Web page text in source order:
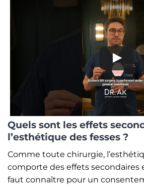
Quels sont les effets
l’esthétique des fesses ?
Comme toute chirurgie,
comporte des effets secondaires
faut connaître pour un